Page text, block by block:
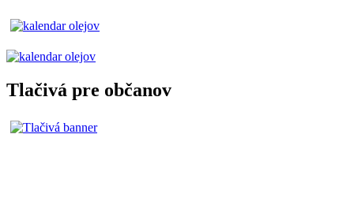
Tlačivá pre občanov